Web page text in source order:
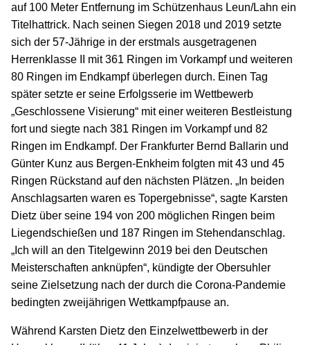
auf 100 Meter Entfernung im Schützenhaus Leun/Lahn ein
Titelhattrick. Nach seinen Siegen 2018 und 2019 setzte
sich der 57-Jährige in der erstmals ausgetragenen
Herrenklasse II mit 361 Ringen im Vorkampf und weiteren
80 Ringen im Endkampf überlegen durch. Einen Tag
später setzte er seine Erfolgsserie im Wettbewerb
„Geschlossene Visierung“ mit einer weiteren Bestleistung
fort und siegte nach 381 Ringen im Vorkampf und 82
Ringen im Endkampf. Der Frankfurter Bernd Ballarin und
Günter Kunz aus Bergen-Enkheim folgten mit 43 und 45
Ringen Rückstand auf den nächsten Plätzen. „In beiden
Anschlagsarten waren es Topergebnisse“, sagte Karsten
Dietz über seine 194 von 200 möglichen Ringen beim
Liegendschießen und 187 Ringen im Stehendanschlag.
„Ich will an den Titelgewinn 2019 bei den Deutschen
Meisterschaften anknüpfen“, kündigte der Obersuhler
seine Zielsetzung nach der durch die Corona-Pandemie
bedingten zweijährigen Wettkampfpause an.
Während Karsten Dietz den Einzelwettbewerb in der